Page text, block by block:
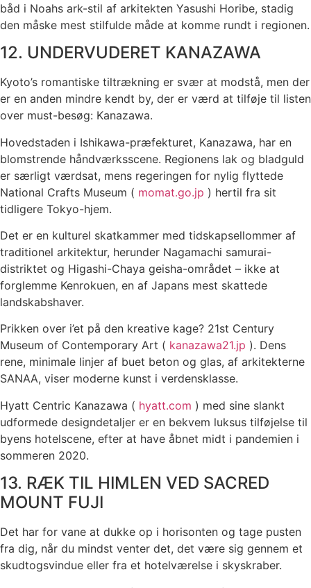
båd i Noahs ark-stil af arkitekten Yasushi Horibe, stadig
den måske mest stilfulde måde at komme rundt i regionen.
12. UNDERVUDERET KANAZAWA
Kyoto’s romantiske tiltrækning er svær at modstå, men der
er en anden mindre kendt by, der er værd at tilføje til listen
over must-besøg: Kanazawa.
Hovedstaden i Ishikawa-præfekturet, Kanazawa, har en
blomstrende håndværksscene. Regionens lak og bladguld
er særligt værdsat, mens regeringen for nylig flyttede
National Crafts Museum ( momat.go.jp ) hertil fra sit
tidligere Tokyo-hjem.
Det er en kulturel skatkammer med tidskapsellommer af
traditionel arkitektur, herunder Nagamachi samurai-
distriktet og Higashi-Chaya geisha-området – ikke at
forglemme Kenrokuen, en af ​​Japans mest skattede
landskabshaver.
Prikken over i’et på den kreative kage? 21st Century
Museum of Contemporary Art ( kanazawa21.jp ). Dens
rene, minimale linjer af buet beton og glas, af arkitekterne
SANAA, viser moderne kunst i verdensklasse.
Hyatt Centric Kanazawa ( hyatt.com ) med sine slankt
udformede designdetaljer er en bekvem luksus tilføjelse til
byens hotelscene, efter at have åbnet midt i pandemien i
sommeren 2020.
13. RÆK TIL HIMLEN VED SACRED
MOUNT FUJI
Det har for vane at dukke op i horisonten og tage pusten
fra dig, når du mindst venter det, det være sig gennem et
skudtogsvindue eller fra et hotelværelse i skyskraber.